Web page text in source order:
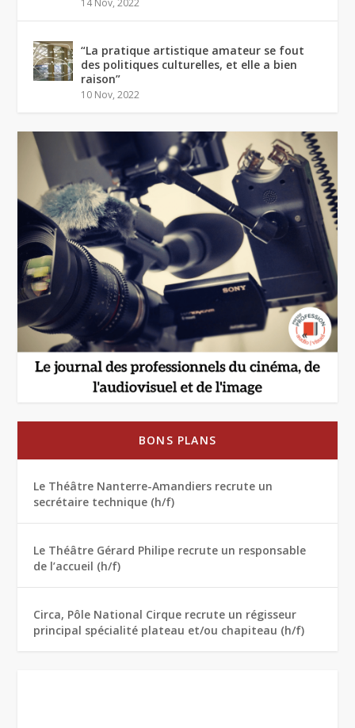
“La pratique artistique amateur se fout
des politiques culturelles, et elle a bien
raison”
10 Nov, 2022
BONS PLANS
Le Théâtre Nanterre-Amandiers recrute un
secrétaire technique (h/f)
Le Théâtre Gérard Philipe recrute un responsable
de l’accueil (h/f)
Circa, Pôle National Cirque recrute un régisseur
principal spécialité plateau et/ou chapiteau (h/f)